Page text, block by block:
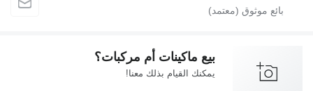
بيع ماكينات أم مركبات؟
يمكنك القيام بذلك معنا!